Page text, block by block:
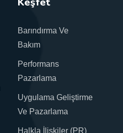
Barındırma Ve
Bakım
Performans
Pazarlama
Uygulama Geliştirme
Ve Pazarlama
Halkla İlişkiler (PR)